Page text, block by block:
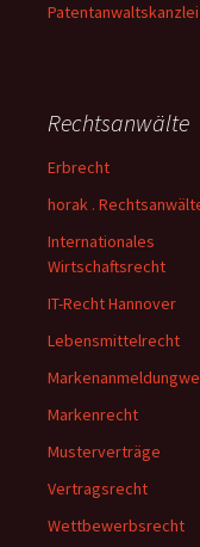
Patentanwaltskanzlei
Rechtsanwälte
Erbrecht
horak .
Internationales
Wirtschaftsrecht
IT-Recht Hannover
Lebensmittelrecht
Markenrecht
Musterverträge
Vertragsrecht
Wettbewerbsrecht